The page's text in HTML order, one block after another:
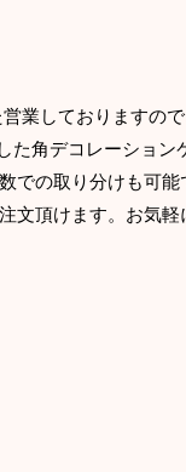
業しておりますの
デコレーション
での取り分けも
文頂けます。お気